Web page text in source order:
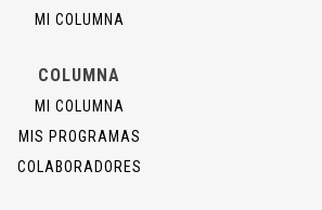
MI COLUMNA
COLUMNA
MI COLUMNA
MIS PROGRAMAS
COLABORADORES